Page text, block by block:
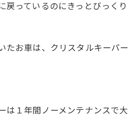
戻っているのにきっとびっくり
たお車は、クリスタルキーパー
は１年間ノーメンテナンスで